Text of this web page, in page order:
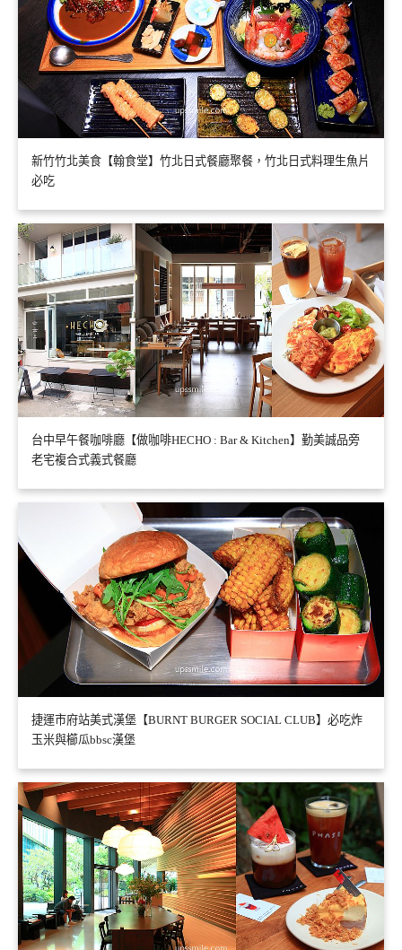
新竹竹北美食【翰食堂】竹北日式餐廳聚餐，竹北日式料理生魚片
必吃
台中早午餐咖啡廳【做咖啡HECHO : Bar & Kitchen】勤美誠品旁
老宅複合式義式餐廳
捷運市府站美式漢堡【BURNT BURGER SOCIAL CLUB】必吃炸
玉米與櫛瓜bbsc漢堡